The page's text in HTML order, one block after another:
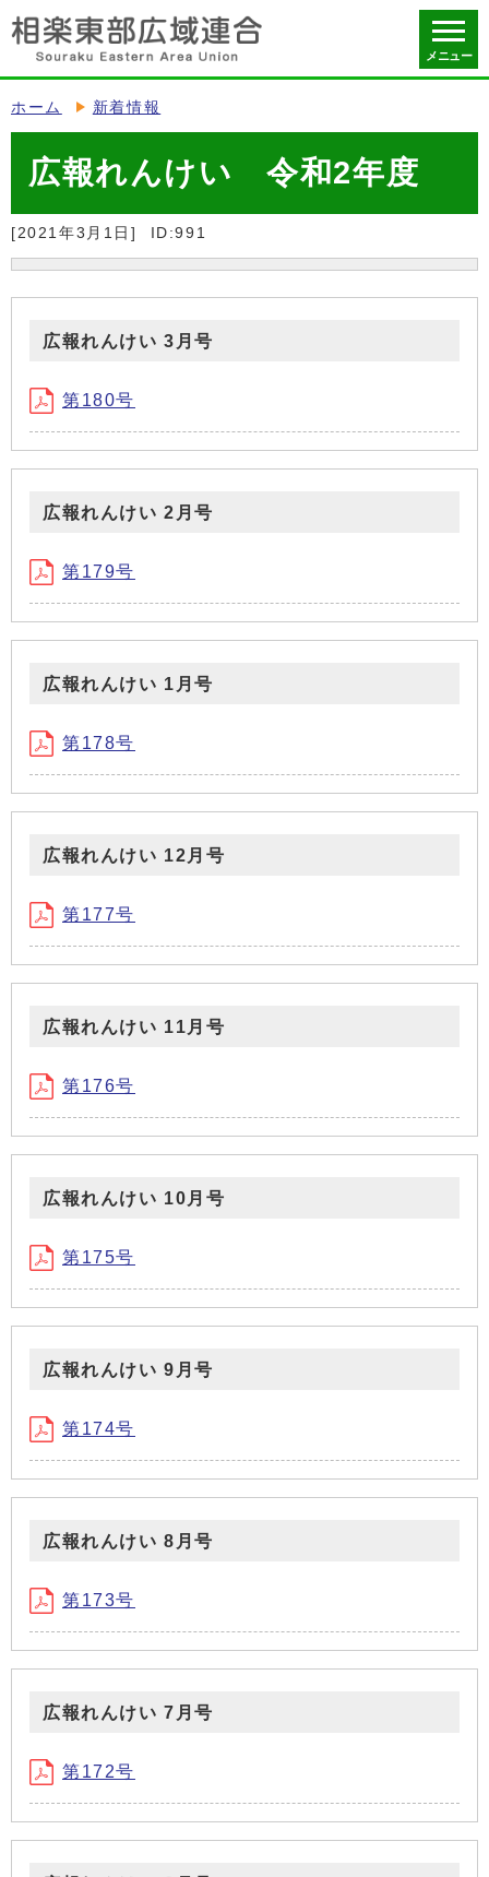
メニュー
ホーム 新着情報
広報れんけい 令和2年度
[2021年3月1日] ID:991
広報れんけい 3月号
第180号
広報れんけい 2月号
第179号
広報れんけい 1月号
第178号
広報れんけい 12月号
第177号
広報れんけい 11月号
第176号
広報れんけい 10月号
第175号
広報れんけい 9月号
第174号
広報れんけい 8月号
第173号
広報れんけい 7月号
第172号